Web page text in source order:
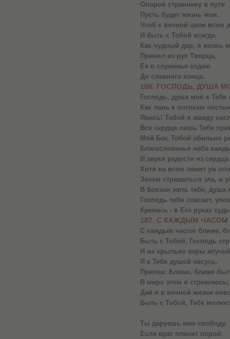
Опорой страннику в пути
Пусть будет жизнь моя,
Чтоб к вечной цели всем
И быть с Тобой всегда.
Как чудный дар, я жизнь
Принял из рук Творца,
Ее в служенье отдаю
До славного конца.
186. ГОСПОДЬ, ДУША
Господь, душа моя к Тебе
Как лань к потокам
Явись! Тобой я жажду
Все сердце лишь Тебе
Мой Бог, Тобой обильно
Благословенья неба
И звуки радости из
Хотя на всем лежит уж
Зачем страшиться зла, и
В боязни жить тебе, душа
Господь тебя спасает,
Крепись - в Его руках
187. С КАЖДЫМ
С каждым часом ближе,
Быть с Тобой, Господь
И на крыльях веры жгучей
Я к Тебе душой несусь.
Припев: Ближе, ближе
В мире этом я стремлюсь;
Дай и в вечной жизни
Быть с Тобой, Тебе
Ты даруешь мне свободу,
Если враг пленит порой;